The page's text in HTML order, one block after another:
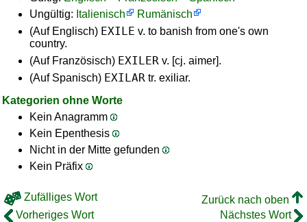
Ungültig: Italienisch
Rumänisch
(Auf Englisch) EXILE v. to banish from one's own
country.
(Auf Französisch) EXILER v. [cj. aimer].
(Auf Spanisch) EXILAR tr. exiliar.
Kategorien ohne Worte
Kein Anagramm
Kein Epenthesis
Nicht in der Mitte gefunden
Kein Präfix
Zufälliges Wort
Zurück nach oben
Vorheriges Wort
Nächstes Wort